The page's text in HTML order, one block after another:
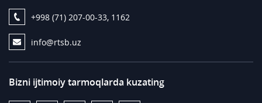
+998 (71) 207-00-33, 1162
info@rtsb.uz
Bizni ijtimoiy tarmoqlarda kuzating